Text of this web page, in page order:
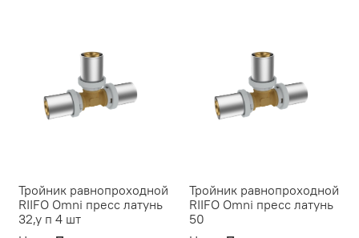
Тройник равнопроходной
RIIFO Omni пресс латунь
32,у п 4 шт
Тройник равнопроходной
RIIFO Omni пресс латунь
50